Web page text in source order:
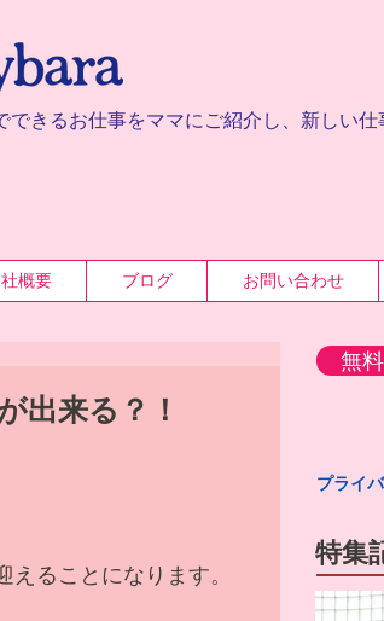
きるお仕事をママにご紹介し、 新しい仕
概要 ブログ お問い合わせ
出来る？！
ることになります。
無
プライ
特集